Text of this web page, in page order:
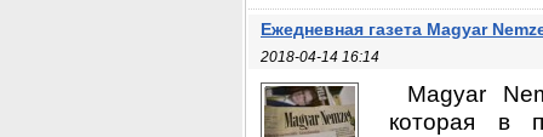
Ежедневная газета Magyar
2018-04-14 16:14
Magyar
которая в